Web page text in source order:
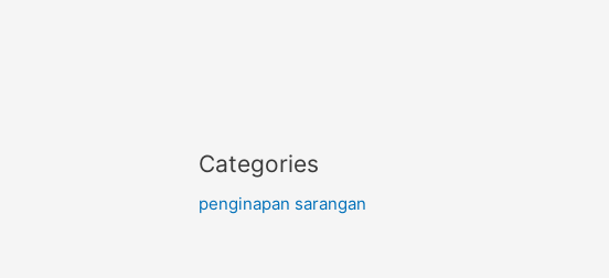
Categories
penginapan sarangan